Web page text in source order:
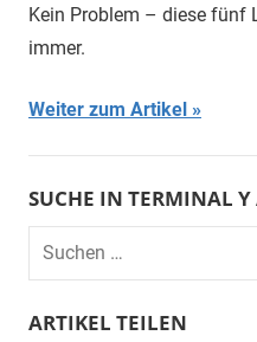
Kein Problem – diese fünf
immer.
Weiter zum Artikel
SUCHE IN TERMINAL
Suchen
nach:
ARTIKEL TEILEN